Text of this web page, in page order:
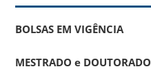
BOLSAS EM VIGÊNCIA
MESTRADO e DOUTORADO